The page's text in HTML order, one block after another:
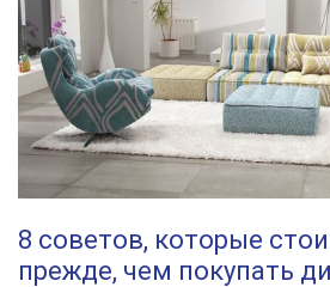
8 советов, которые
прежде, чем покупать